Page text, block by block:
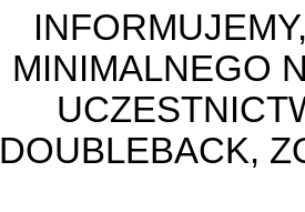
MINIMALNEGO
DOUBLEBACK,